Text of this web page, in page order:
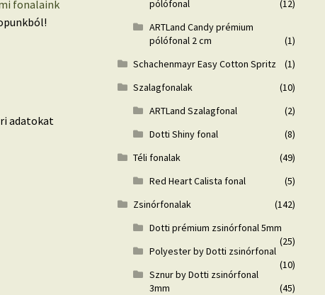
fonalaink
adatokat
pólófonal
(12)
ARTLand Candy prémium
pólófonal 2 cm
(1)
Schachenmayr Easy Cotton Spritz
(1)
Szalagfonalak
(10)
ARTLand Szalagfonal
(2)
Dotti Shiny fonal
(8)
Téli fonalak
(49)
Red Heart Calista fonal
(5)
Zsinórfonalak
(142)
Dotti prémium zsinórfonal 5mm
(25)
Polyester by Dotti zsinórfonal
(10)
Sznur by Dotti zsinórfonal
3mm
(45)